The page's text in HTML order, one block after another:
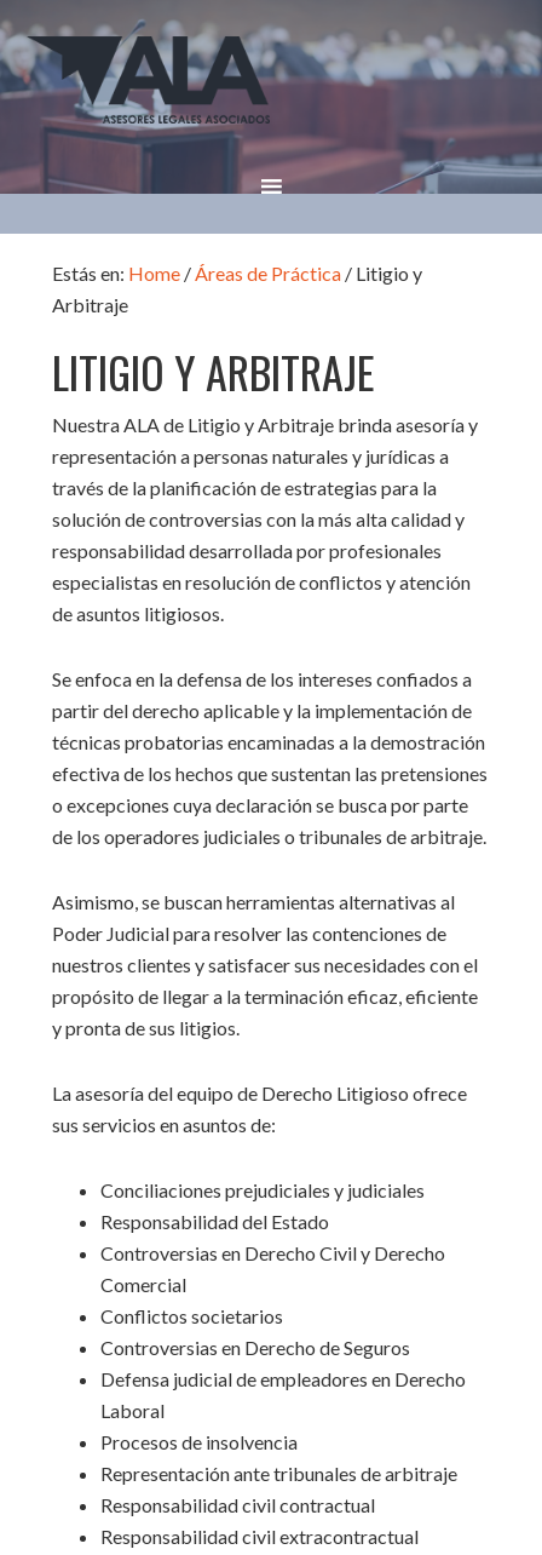
Estás en: Home /Áreas de Práctica /Litigio y
Arbitraje
LITIGIO Y ARBITRAJE
Nuestra ALA de Litigio y Arbitraje brinda asesoría y
representación a personas naturales y jurídicas a
través de la planificación de estrategias para la
solución de controversias con la más alta calidad y
responsabilidad desarrollada por profesionales
especialistas en resolución de conflictos y atención
de asuntos litigiosos.
Se enfoca en la defensa de los intereses confiados a
partir del derecho aplicable y la implementación de
técnicas probatorias encaminadas a la demostración
efectiva de los hechos que sustentan las pretensiones
o excepciones cuya declaración se busca por parte
de los operadores judiciales o tribunales de arbitraje.
Asimismo, se buscan herramientas alternativas al
Poder Judicial para resolver las contenciones de
nuestros clientes y satisfacer sus necesidades con el
propósito de llegar a la terminación eficaz, eficiente
y pronta de sus litigios.
La asesoría del equipo de Derecho Litigioso ofrece
sus servicios en asuntos de:
Conciliaciones prejudiciales y judiciales
Responsabilidad del Estado
Controversias en Derecho Civil y Derecho
Comercial
Conflictos societarios
Controversias en Derecho de Seguros
Defensa judicial de empleadores en Derecho
Laboral
Procesos de insolvencia
Representación ante tribunales de arbitraje
Responsabilidad civil contractual
Responsabilidad civil extracontractual